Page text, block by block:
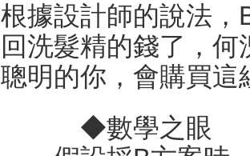
根據設計師的說法，
回洗髮精的錢了，
聰明的你，會購買這
◆數學之眼